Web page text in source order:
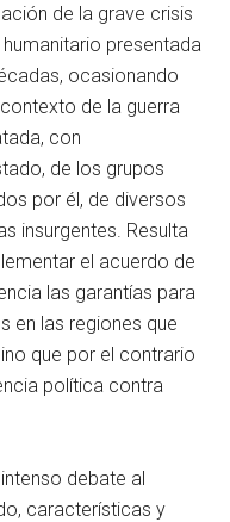
de la grave crisis
presentada
ocasionando
de la guerra
con
de los grupos
por él, de diversos
insurgentes. Resulta
el acuerdo de
las garantías para
en las regiones que
que por el contrario
política contra
debate al
características y